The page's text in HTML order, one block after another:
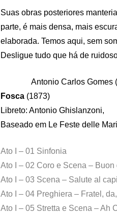
Suas obras posteriores
parte, é mais densa, mais
elaborada. Temos aqui, sem
Desligue tudo que há de
Antonio Carlos Gomes
Fosca (1873)
Libreto: Antonio Ghislanzoni,
Baseado em Le Feste delle
Ato I – 01 Sinfonia
Ato I – 02 Coro e Scena – Buon
Ato I – 03 Scena – Salute al
Ato I – 04 Preghiera – Fratel,
Ato I – 05 Stretta e Scena – Ah